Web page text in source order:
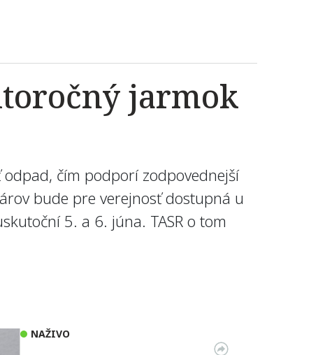
jarmok
čím podporí zodpovednejší
bude pre verejnosť dostupná u
5. a 6. júna. TASR o tom
NAŽIVO